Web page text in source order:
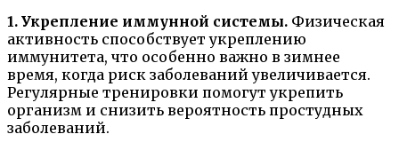
1. Укрепление иммунной системы. Физическая
активность способствует укреплению
иммунитета, что особенно важно в зимнее
время, когда риск заболеваний увеличивается.
Регулярные тренировки помогут укрепить
организм и снизить вероятность простудных
заболеваний.